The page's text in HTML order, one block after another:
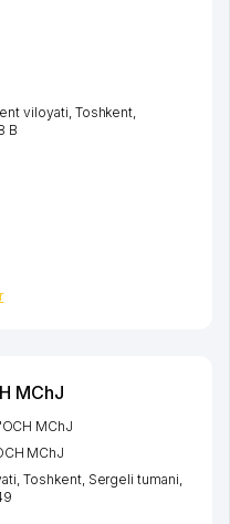
viloyati Toshkent
B
MChJ
MChJ
MChJ
,Toshkent, Sergeli tumani